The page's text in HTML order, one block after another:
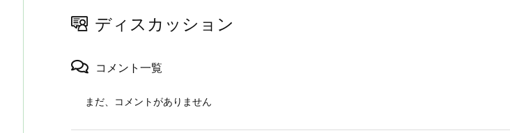
ディスカッション
コメント一覧
まだ、コメントがありません